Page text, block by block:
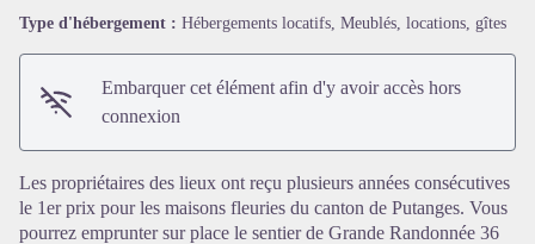
Voir l'image en plein écran
Type d'hébergement : Hébergements locatifs, Meublés, locations, gîtes
Embarquer cet élément afin d'y avoir accès hors
connexion
Les propriétaires des lieux ont reçu plusieurs années consécutives
le 1er prix pour les maisons fleuries du canton de Putanges. Vous
pourrez emprunter sur place le sentier de Grande Randonnée 36